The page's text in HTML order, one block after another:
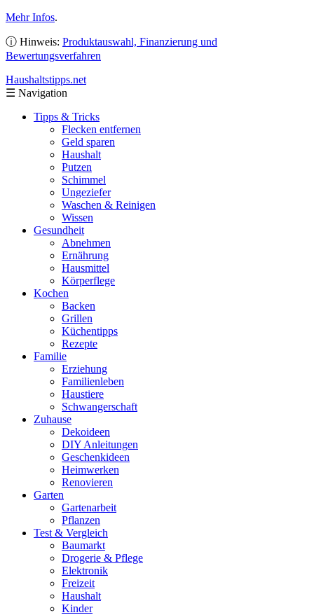
Mehr Infos.
ⓘ Hinweis: Produktauswahl, Finanzierung und
Bewertungsverfahren
Haushaltstipps.net
☰ Navigation
Tipps & Tricks
Flecken entfernen
Geld sparen
Haushalt
Putzen
Schimmel
Ungeziefer
Waschen & Reinigen
Wissen
Gesundheit
Abnehmen
Ernährung
Hausmittel
Körperflege
Kochen
Backen
Grillen
Küchentipps
Rezepte
Familie
Erziehung
Familienleben
Haustiere
Schwangerschaft
Zuhause
Dekoideen
DIY Anleitungen
Geschenkideen
Heimwerken
Renovieren
Garten
Gartenarbeit
Pflanzen
Test & Vergleich
Baumarkt
Drogerie & Pflege
Elektronik
Freizeit
Haushalt
Kinder